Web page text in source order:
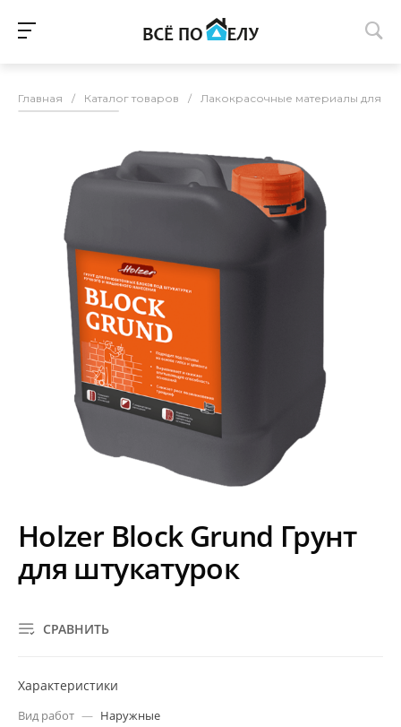
Главная / Каталог товаров / Лакокрасочные материалы для
Holzer Block Grund Грунт
для штукатурок
СРАВНИТЬ
Характеристики
Вид работ — Наружные